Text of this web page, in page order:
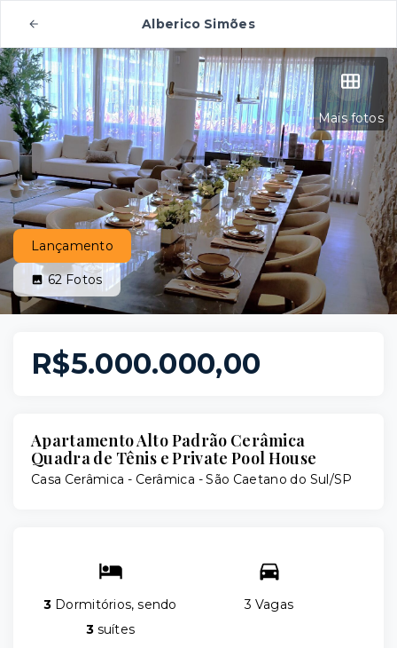
Alberico Simões
Mais fotos
Lançamento
62Fotos
R$5.000.000,00
Apartamento Alto Padrão Cerâmica
Quadra de Tênis e Private Pool House
Casa Cerâmica - Cerâmica - São Caetano do Sul/SP
3 Dormitórios, sendo
3suítes
3 Vagas